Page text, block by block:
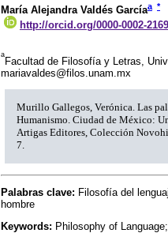
María Alejandra Valdés Garcíaa *
http://orcid.org/0000-0002-
a
Facultad de Filosofía y Letras,
mariavaldes@filos.unam.mx
Murillo Gallegos, Verónica. Las
Humanismo. Ciudad de México:
Artigas Editores, Colección
7.
Palabras clave: Filosofía del
hombre
Keywords: Philosophy of